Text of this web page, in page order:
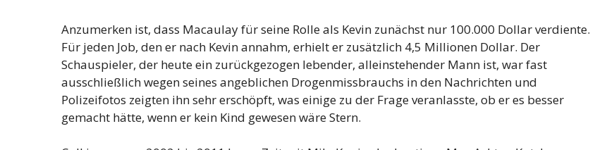
Anzumerken ist, dass Macaulay für seine Rolle als Kevin zunächst nur 100.000 Dollar verdiente.
Für jeden Job, den er nach Kevin annahm, erhielt er zusätzlich 4,5 Millionen Dollar. Der
Schauspieler, der heute ein zurückgezogen lebender, alleinstehender Mann ist, war fast
ausschließlich wegen seines angeblichen Drogenmissbrauchs in den Nachrichten und
Polizeifotos zeigten ihn sehr erschöpft, was einige zu der Frage veranlasste, ob er es besser
gemacht hätte, wenn er kein Kind gewesen wäre Stern.